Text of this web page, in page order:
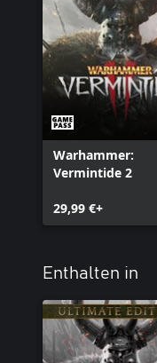
Warhammer:
Vermintide 2
29,99 €+
Enthalten in